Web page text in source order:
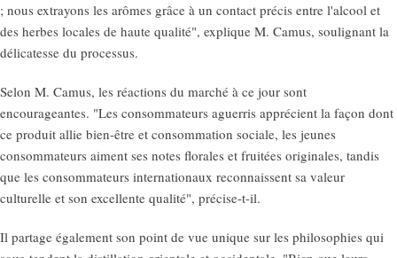
; nous extrayons les arômes grâce à un contact précis entre l'alcool et
des herbes locales de haute qualité", explique M. Camus, soulignant la
délicatesse du processus.
Selon M. Camus, les réactions du marché à ce jour sont
encourageantes. "Les consommateurs aguerris apprécient la façon dont
ce produit allie bien-être et consommation sociale, les jeunes
consommateurs aiment ses notes florales et fruitées originales, tandis
que les consommateurs internationaux reconnaissent sa valeur
culturelle et son excellente qualité", précise-t-il.
Il partage également son point de vue unique sur les philosophies qui